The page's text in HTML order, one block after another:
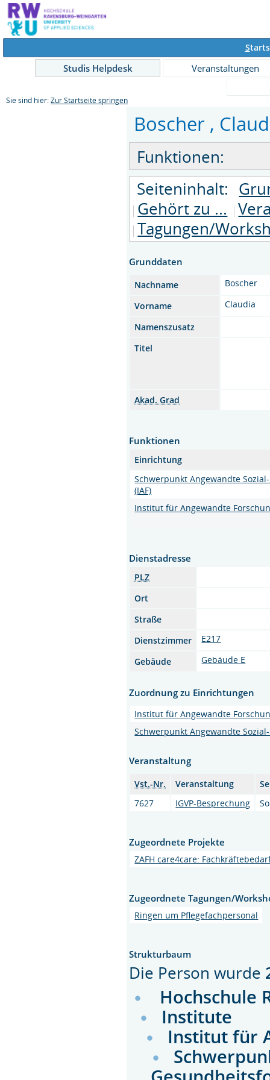
S
Studis Helpdesk
Veranstaltungen
Sie sind hier: Zur Startseite springen
Boscher ,
Funktionen:
Seiteninhalt:
Gehört zu ...
Tagungen/
Grunddaten
Nachname
Boscher
Vorname
Claudia
Namenszusatz
Titel
Akad. Grad
Funktionen
Einrichtung
Schwerpunkt Angewandte
(IAF)
Institut für Angewandte
Dienstadresse
PLZ
Ort
Straße
Dienstzimmer
E217
Gebäude
Gebäude E
Zuordnung zu Einrichtungen
Institut für Angewandte
Schwerpunkt Angewandte
Veranstaltung
Vst.-Nr. Veranstaltung
7627
IGVP-Besprechung
Zugeordnete Projekte
ZAFH care4care:
Zugeordnete Tagungen/
Ringen um Pflegefachpersonal
Strukturbaum
Die Person wurde
Hochschule
Institute
Institut für